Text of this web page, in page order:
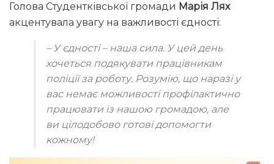
Голова Студентківської громади Марія Лях
акцентувала увагу на важливості єдності:
– У єдності – наша сила. У цей день
хочеться подякувати працівникам
поліції за роботу. Розумію, що наразі у
вас немає можливості профілактично
працювати із нашою громадою, але
ви цілодобово готові допомогти
кожному!